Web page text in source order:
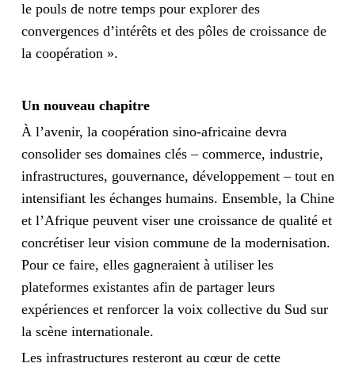
le pouls de notre temps pour explorer des
convergences d’intérêts et des pôles de croissance de
la coopération ».
Un nouveau chapitre
À l’avenir, la coopération sino-africaine devra
consolider ses domaines clés – commerce, industrie,
infrastructures, gouvernance, développement – tout en
intensifiant les échanges humains. Ensemble, la Chine
et l’Afrique peuvent viser une croissance de qualité et
concrétiser leur vision commune de la modernisation.
Pour ce faire, elles gagneraient à utiliser les
plateformes existantes afin de partager leurs
expériences et renforcer la voix collective du Sud sur
la scène internationale.
Les infrastructures resteront au cœur de cette